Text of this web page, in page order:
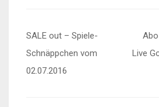
SALE out – Spiele-
Schnäppchen vom
02.07.2016
Live